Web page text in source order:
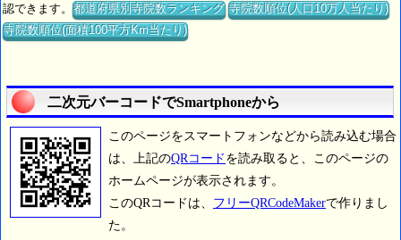
認できます。都道府県別寺院数ランキング 寺院数順位(人口10万人当たり)
寺院数順位(面積100平方Km当たり)
二次元バーコードでSmartphoneから
このページをスマートフォンなどから読み込む場合
は、上記のQRコード を読み取ると、このページの
ホームページが表示されます。
このQRコードは、 フリーQRCodeMakerで作りまし
た。